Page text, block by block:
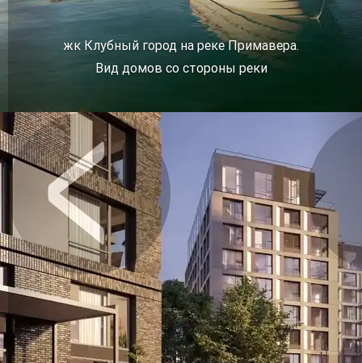
жк Клубный город на реке Примавера.
Вид домов со стороны реки
Предыдущее